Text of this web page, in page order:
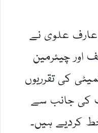
عارف علوی نے
اور چیئرمین
کی تقرریوں
کی جانب سے
کردیے ہیں۔